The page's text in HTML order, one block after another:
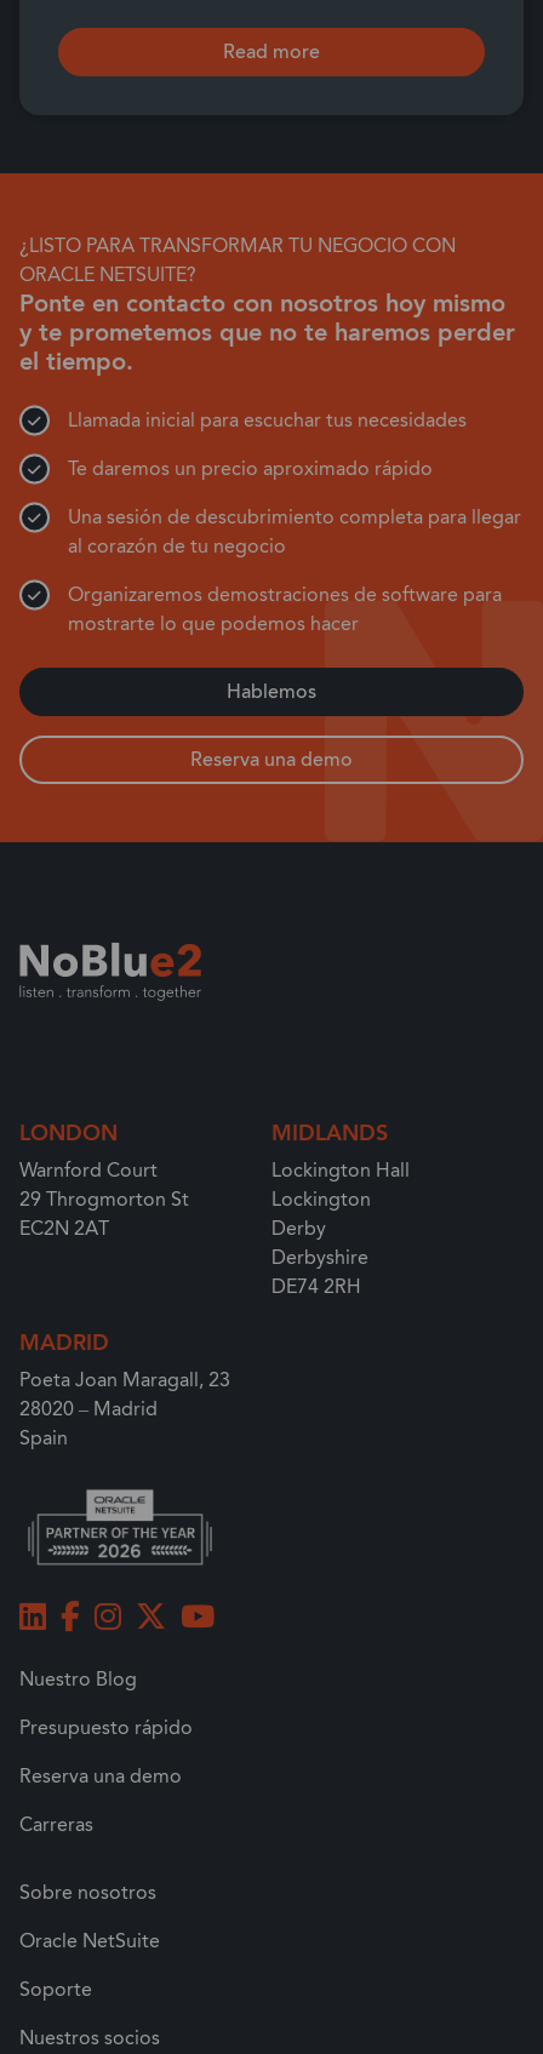
Read more
¿LISTO PARA TRANSFORMAR TU NEGOCIO CON
ORACLE NETSUITE?
Ponte en contacto con nosotros hoy mismo
y te prometemos que no te haremos perder
el tiempo.
Llamada inicial para escuchar tus necesidades
Te daremos un precio aproximado rápido
Una sesión de descubrimiento completa para llegar
al corazón de tu negocio
Organizaremos demostraciones de software para
mostrarte lo que podemos hacer
Hablemos
Reserva una demo
LONDON
Warnford Court
29 Throgmorton St
EC2N 2AT
MIDLANDS
Lockington Hall
Lockington
Derby
Derbyshire
DE74 2RH
MADRID
Poeta Joan Maragall, 23
28020 – Madrid
Spain
Nuestro Blog
Presupuesto rápido
Reserva una demo
Carreras
Sobre nosotros
Oracle NetSuite
Soporte
Nuestros socios